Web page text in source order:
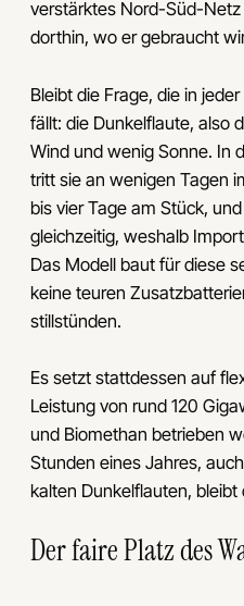
verstärktes Nord-Süd-
dorthin, wo er gebraucht
Bleibt die Frage, die in
fällt: die Dunkelflaute, also
Wind und wenig Sonne. In
tritt sie an wenigen Tagen
bis vier Tage am Stück,
gleichzeitig, weshalb
Das Modell baut für diese
keine teuren
stillstünden.
Es setzt stattdessen auf
Leistung von rund 120
und Biomethan betrieben
Stunden eines Jahres,
kalten Dunkelflauten,
Der faire Platz des